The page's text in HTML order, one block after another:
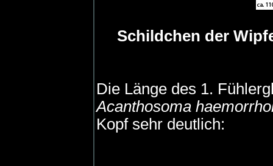
Schildchen der
Die Länge des 1.
Acanthosoma
Kopf sehr deutlich: